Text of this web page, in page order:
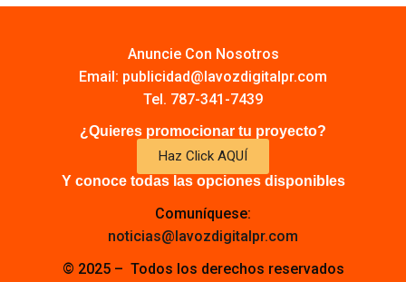
Anuncie Con Nosotros
Email: publicidad@lavozdigitalpr.com
Tel. 787-341-7439
¿Quieres promocionar tu proyecto?
Haz Click AQUÍ
Y conoce todas las opciones disponibles
Comuníquese:
noticias@lavozdigitalpr.com
© 2025 – Todos los derechos reservados